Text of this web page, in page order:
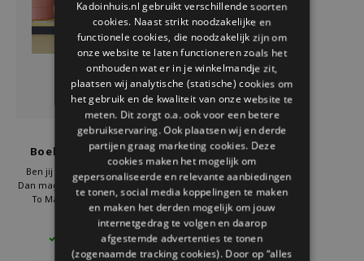
Welke Zwitscherbox past bij jou?
Zwitscherbox als cadeau
Kraamcadeau
Verlichting
Wanddecoratie
Leesbrillen
Sieraden
Storytiles
Balvi
Boekensteun To Many
Books
Ben jij een echte boekenwurm?
Dan mag deze mooie boekensteun
To Many Books van Balvi niet
ontbreken in je boekenkast.
Zet deze boekensteun in je kast en
het mannetje zorgt goed voor je
beoeken.
€19,95
1 OP VOORRAAD
ENGLISH
Kadoinhuis.nl gebruikt verschillende soorten
cookies. Naast strikt noodzakelijke en
functionele cookies, die noodzakelijk zijn om
onze website te laten functioneren zoals het
onthouden wat er in je winkelmandje zit,
plaatsen wij analytische (statische) cookies om
het gebruik en de kwaliteit van onze website te
meten. Dit zorgt o.a. ook voor een betere
gebruikservaring. Ook plaatsen wij en derde
partijen graag marketing cookies. Deze
cookies maken het mogelijk om
gepersonaliseerde en relevante aanbiedingen
te tonen, social media koppelingen te maken
en maken het derden mogelijk om jouw
internetgedrag te volgen en daarop
afgestemde advertenties te tonen
(zogenaamde tracking cookies). Door op “alles